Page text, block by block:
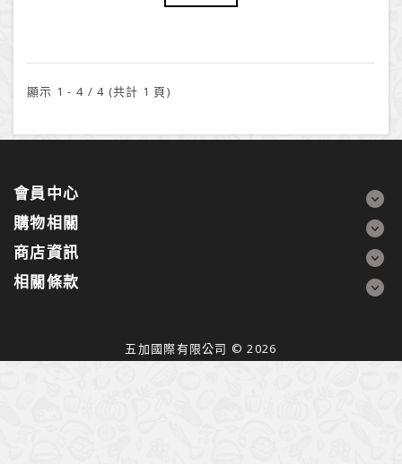
顯示 1 - 4 / 4 (共計 1 頁)
會員中心
購物相關
商店資訊
相關條款
五加國際有限公司 © 2026